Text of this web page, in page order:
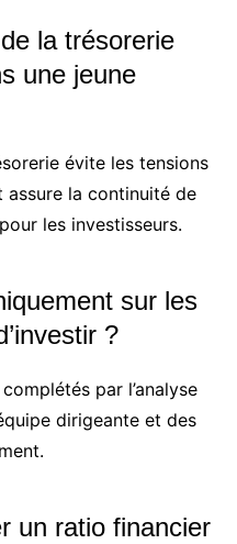
la trésorerie
une jeune
évite les tensions
la continuité de
les investisseurs.
sur les
?
par l’analyse
dirigeante et des
un ratio financier